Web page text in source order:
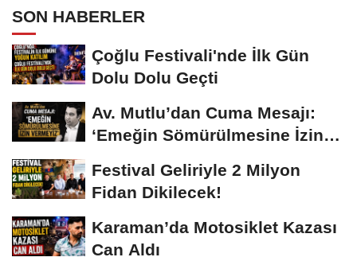
SON HABERLER
Çoğlu Festivali'nde İlk Gün
Dolu Dolu Geçti
Av. Mutlu’dan Cuma Mesajı:
‘Emeğin Sömürülmesine İzin
Festival Geliriyle 2 Milyon
Fidan Dikilecek!
Karaman’da Motosiklet Kazası
Can Aldı